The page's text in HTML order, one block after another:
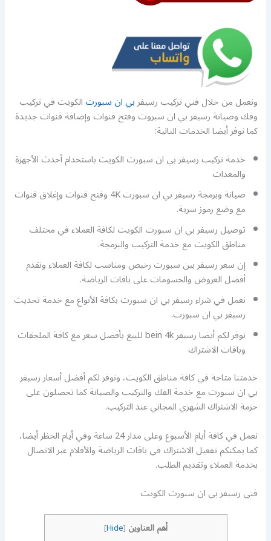
ونعمل من خلال فني تركيب رسيفربي ان سبورتالكويت في تركيب
وفك وصيانة رسيفر بي ان سبروت وفتح قنوات وإضافة قنوات جديدة
كما نوفر أيضا الخدمات التالية:
خدمة تركيب رسيفر بي ان سبورت الكويت باستخدام أحدث الأجهزة
والمعدات
صيانة وبرمجة رسيفر بي ان سبورت 4K وفتح قنوات وإغلاق قنوات
مع وضع رموز سرية.
توصيل رسيفر بي ان سبورت الكويت لكافة العملاء في مختلف
مناطق الكويت مع خدمة التركيب والبرمجة.
إن سعر رسيفر بين سبورت رخيص ومناسب لكافة العملاء ونقدم
أفضل العروض والحسومات على باقات الرياضة.
نعمل في شراء رسيفر بي ان سبورت بكافة الأنواع مع خدمة تحديث
رسيفر بي ان سبورت.
نوفر لكم أيضا رسيفر bein 4k للبيع بأفضل سعر مع كافة الملحقات
وباقات الاشتراك
خدمتنا متاحة في كافة مناطق الكويت، ونوفر لكم أفضل أسعار رسيفر
بي ان سبورت مع خدمة الفك والتركيب والصيانة كما تحصلون على
حزمة الاشتراك الشهري المجاني عند التركيب.
نعمل في كافة أيام الأسبوع وعلى مدار 24 ساعة وفي أيام الحظر أيضا،
كما يمكنكم تفعيل الاشتراك في باقات الرياضة والأفلام عبر الاتصال
بخدمة العملاء وتقديم الطلب.
فني رسيفر بي ان سبورت الكويت
أهم العناوين [
Hide
]